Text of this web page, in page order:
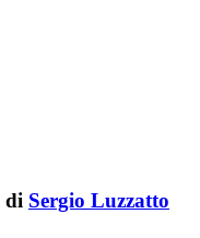
di Sergio Luzzatto